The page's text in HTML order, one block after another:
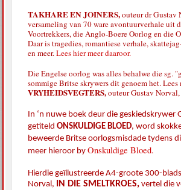
TAKHARE EN JOINERS,outeur dr Gustav
versameling van 70 ware avontuurverhale uit
Voortrekkers, die Anglo-Boere Oorlog en die
Daar is tragedies, romantiese verhale,
en meer.Lees hier meer daaroor.
Die Engelse oorlog was alles behalwe die sg.
sommige Britse skrywers dit genoem het.
VRYHEIDSVEGTERS,outeur Gustav
In ‘n nuwe boek deur die geskiedskrywer
getiteldONSKULDIGE BLOED, word
beweerde Britse oorlogsmisdade tydens
meer hieroor byOnskuldige Bloed.
Hierdie geïllustreerde A4-groote 300-
Norval, IN DIE SMELTKROES, vertel die